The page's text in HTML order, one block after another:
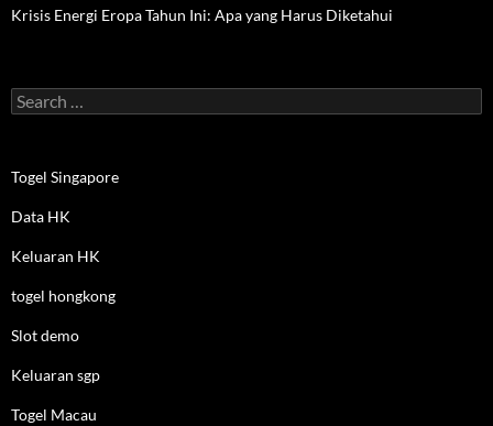
Krisis Energi Eropa Tahun Ini: Apa yang Harus Diketahui
Search
for:
Togel Singapore
Data HK
Keluaran HK
togel hongkong
Slot demo
Keluaran sgp
Togel Macau